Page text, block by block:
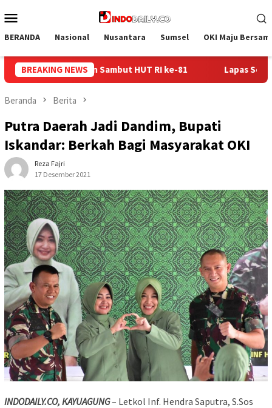
ke
Mobile
BERANDA Nasional Nusantara Sumsel OKI Maju
BREAKING NEWS
Lapas Sekayu Gandeng Kwarcab Muba Berikan Materi
Beranda Berita
Putra Daerah Jadi Dandim, Bupati
Iskandar: Berkah Bagi Masyarakat OKI
Reza Fajri
17 Desember 2021
INDODAILY.CO, KAYUAGUNG– Letkol Inf. Hendra Saputra, S.Sos